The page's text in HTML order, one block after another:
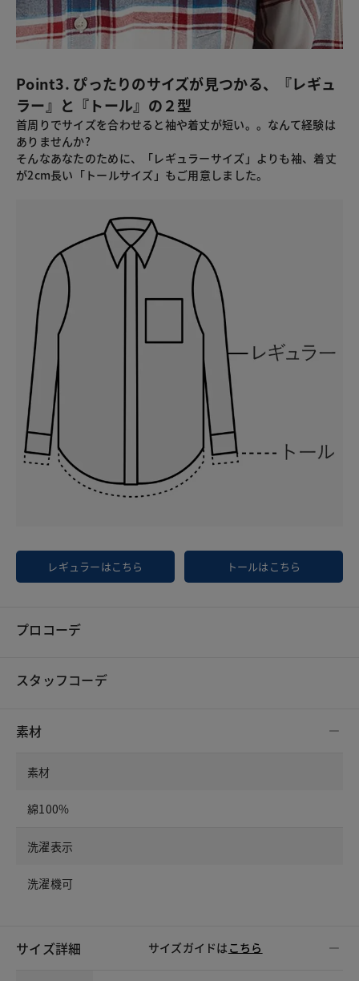
Point3. ぴったりのサイズが見つかる、『レギュ
ラー』と『トール』の２型
首周りでサイズを合わせると袖や着丈が短い。。なんて経験は
ありませんか?
そんなあなたのために、「レギュラーサイズ」よりも袖、着丈
が2cm長い「トールサイズ」もご用意しました。
レギュラーはこちら トールはこちら
プロコーデ
スタッフコーデ
素材
素材
綿100%
洗濯表示
洗濯機可
サイズ詳細 サイズガイドは こちら